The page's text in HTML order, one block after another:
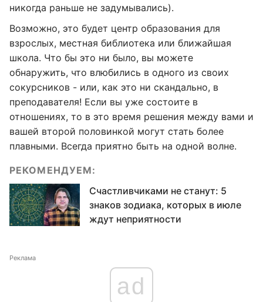
никогда раньше не задумывались).
Возможно, это будет центр образования для
взрослых, местная библиотека или ближайшая
школа. Что бы это ни было, вы можете
обнаружить, что влюбились в одного из своих
сокурсников - или, как это ни скандально, в
преподавателя! Если вы уже состоите в
отношениях, то в это время решения между вами и
вашей второй половинкой могут стать более
плавными. Всегда приятно быть на одной волне.
РЕКОМЕНДУЕМ:
Счастливчиками не станут: 5
знаков зодиака, которых в июле
ждут неприятности
Реклама
ad